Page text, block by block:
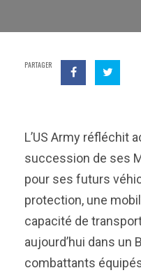
PARTAGER
L’US Army réfléchit
succession de ses
pour ses futurs
protection, une
capacité de
aujourd’hui dans un
combattants